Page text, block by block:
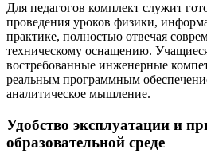
Для педагогов комплект служит
проведения уроков физики,
практике, полностью отвечая
техническому оснащению.
востребованные инженерные
реальным программным
аналитическое мышление.
Удобство эксплуатации и
образовательной среде